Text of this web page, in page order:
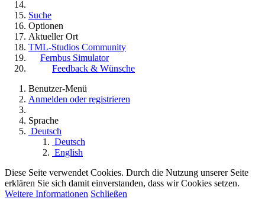
Suche
Optionen
Aktueller Ort
TML-Studios Community
Fernbus Simulator
Feedback & Wünsche
Benutzer-Menü
Anmelden oder registrieren
Sprache
Deutsch
Deutsch
English
Diese Seite verwendet Cookies. Durch die Nutzung unserer Seite
erklären Sie sich damit einverstanden, dass wir Cookies setzen.
Weitere Informationen Schließen